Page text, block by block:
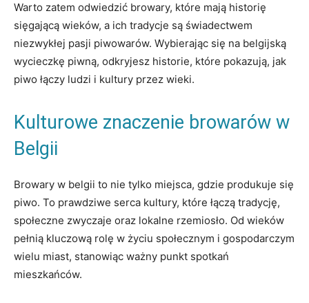
Warto zatem odwiedzić browary, które mają‍ historię⁤
sięgającą‍ wieków,⁢ a ich tradycje są świadectwem
niezwykłej‌ pasji piwowarów. Wybierając‍ się na belgijską
⁤wycieczkę piwną, ​odkryjesz historie,⁣ które pokazują, jak
piwo łączy ludzi​ i ‍kultury ‌przez wieki.
Kulturowe znaczenie browarów w
Belgii
Browary w ​belgii ⁣to nie tylko miejsca, gdzie produkuje się
⁣piwo. ⁤To⁣ prawdziwe serca kultury, które łączą tradycję,
społeczne zwyczaje oraz lokalne ⁣rzemiosło. Od wieków
pełnią kluczową rolę ‍w ⁣życiu społecznym i gospodarczym‍
wielu miast, stanowiąc ważny punkt spotkań ​
mieszkańców.